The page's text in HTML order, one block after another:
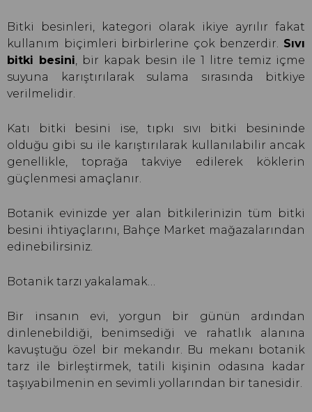
Bitki besinleri, kategori olarak ikiye ayrılır fakat
kullanım biçimleri birbirlerine çok benzerdir. Sıvı
bitki besini, bir kapak besin ile 1 litre temiz içme
suyuna karıştırılarak sulama sırasında bitkiye
verilmelidir.
Katı bitki besini ise, tıpkı sıvı bitki besininde
olduğu gibi su ile karıştırılarak kullanılabilir ancak
genellikle, toprağa takviye edilerek köklerin
güçlenmesi amaçlanır.
Botanik evinizde yer alan bitkilerinizin tüm bitki
besini ihtiyaçlarını, Bahçe Market mağazalarından
edinebilirsiniz.
Botanik tarzı yakalamak…
Bir insanın evi, yorgun bir günün ardından
dinlenebildiği, benimsediği ve rahatlık alanına
kavuştuğu özel bir mekandır. Bu mekanı botanik
tarz ile birleştirmek, tatili kişinin odasına kadar
taşıyabilmenin en sevimli yollarından bir tanesidir.